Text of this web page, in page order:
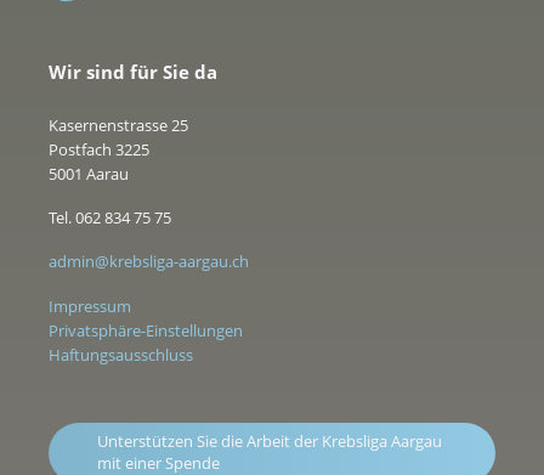
Wir sind für Sie da
Kasernenstrasse 25
Postfach 3225
5001 Aarau
Tel. 062 834 75 75
admin@krebsliga-aargau.ch
Impressum
Privatsphäre-Einstellungen
Haftungsausschluss
Unterstützen Sie die Arbeit der Krebsliga Aargau
mit einer Spende